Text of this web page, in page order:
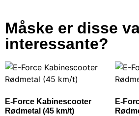
Måske er disse
interessante?
E-Force Kabinescooter
Rødmetal (45 km/t)
E-